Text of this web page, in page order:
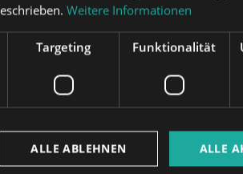
opportunity. Its location is highly
with numerous restaurants,
Weitere Informationen
Targeting Funktionalität
ALLE
ALLE ABLEHNEN